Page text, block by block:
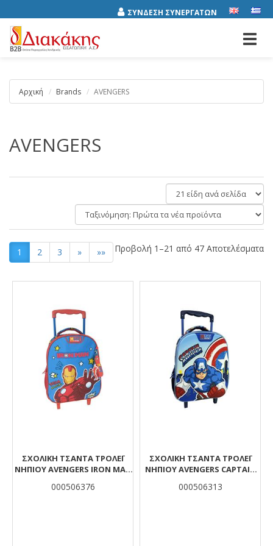
ΣΥΝΔΕΣΗ ΣΥΝΕΡΓΑΤΩΝ
Αρχική Brands AVENGERS
AVENGERS
είδη
ανά
σελίδα
Ταξινόμηση:
1 2 3 » »» Προβολή 1–21 από 47 Αποτελέσματα
Αποτελέσματα
ΣΧΟΛΙΚΉ ΤΣΆΝΤΑ ΤΡΌΛΕΪ
ΝΗΠΊΟΥ AVENGERS IRON MAN
000506376
ΣΧΟΛΙΚΉ ΤΣΆΝΤΑ ΤΡΌΛΕΪ
ΝΗΠΊΟΥ AVENGERS CAPTAIN
000506313